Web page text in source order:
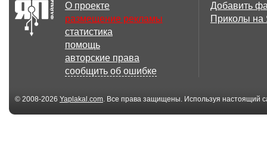
О проекте
размещение рекламы
статистика
помощь
авторские права
сообщить об ошибке
Добавить
Приколы
© 2008-2026 Yaplakal.com. Все права защищены. Используя настоящий